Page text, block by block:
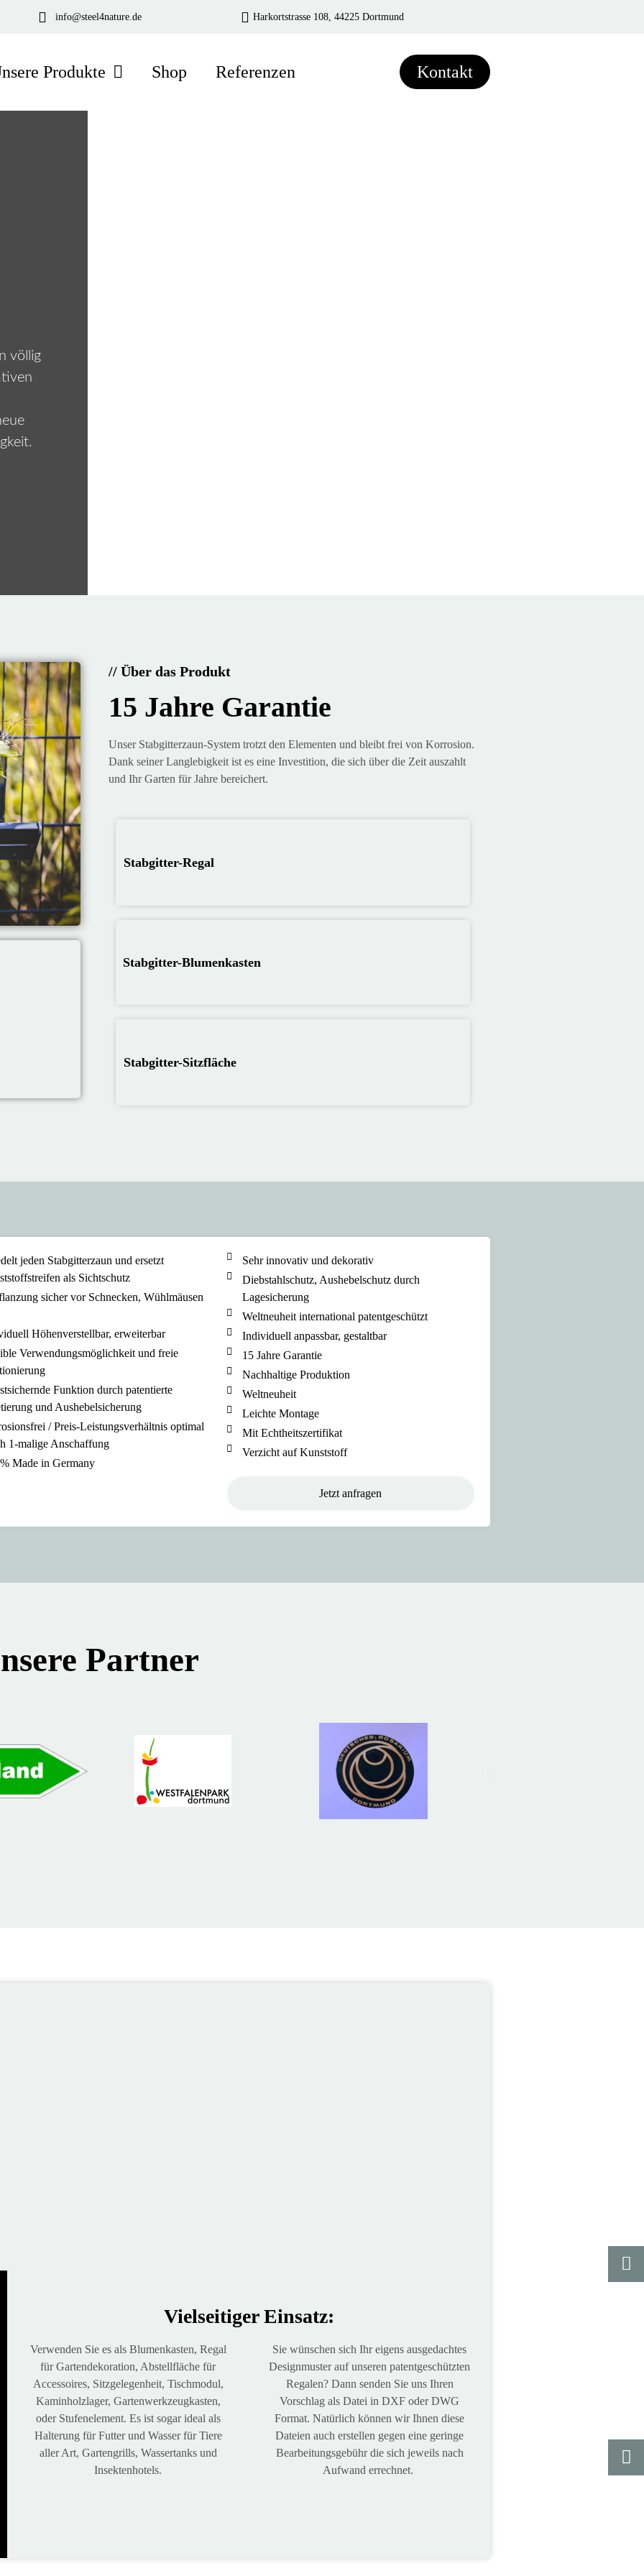
info@steel4nature.de Harkortstrasse 108, 44225 Dortmund
Produkte Shop Referenzen Kontakt
völlig
// Über das Produkt
15 Jahre Garantie
Unser Stabgitterzaun-System trotzt den Elementen und bleibt frei von Korrosion.
Dank seiner Langlebigkeit ist es eine Investition, die sich über die Zeit auszahlt
und Ihr Garten für Jahre bereichert.
Stabgitter-Regal
Stabgitter-Blumenkasten
Stabgitter-Sitzfläche
jeden Stabgitterzaun und ersetzt
als Sichtschutz
sicher vor Schnecken, Wühlmäusen
Höhenverstellbar, erweiterbar
Verwendungsmöglichkeit und freie
Funktion durch patentierte
und Aushebelsicherung
/ Preis-Leistungsverhältnis optimal
1-malige Anschaffung
Made in Germany
Sehr innovativ und dekorativ
Diebstahlschutz, Aushebelschutz durch
Lagesicherung
Weltneuheit international patentgeschützt
Individuell anpassbar, gestaltbar
15 Jahre Garantie
Nachhaltige Produktion
Weltneuheit
Leichte Montage
Mit Echtheitszertifikat
Verzicht auf Kunststoff
Jetzt anfragen
Partner
Vielseitiger Einsatz:
Verwenden Sie es als Blumenkasten, Regal
für Gartendekoration, Abstellfläche für
Accessoires, Sitzgelegenheit, Tischmodul,
Kaminholzlager, Gartenwerkzeugkasten,
oder Stufenelement. Es ist sogar ideal als
Halterung für Futter und Wasser für Tiere
aller Art, Gartengrills, Wassertanks und
Insektenhotels.
Sie wünschen sich Ihr eigens ausgedachtes
Designmuster auf unseren patentgeschützten
Regalen? Dann senden Sie uns Ihren
Vorschlag als Datei in DXF oder DWG
Format. Natürlich können wir Ihnen diese
Dateien auch erstellen gegen eine geringe
Bearbeitungsgebühr die sich jeweils nach
Aufwand errechnet.